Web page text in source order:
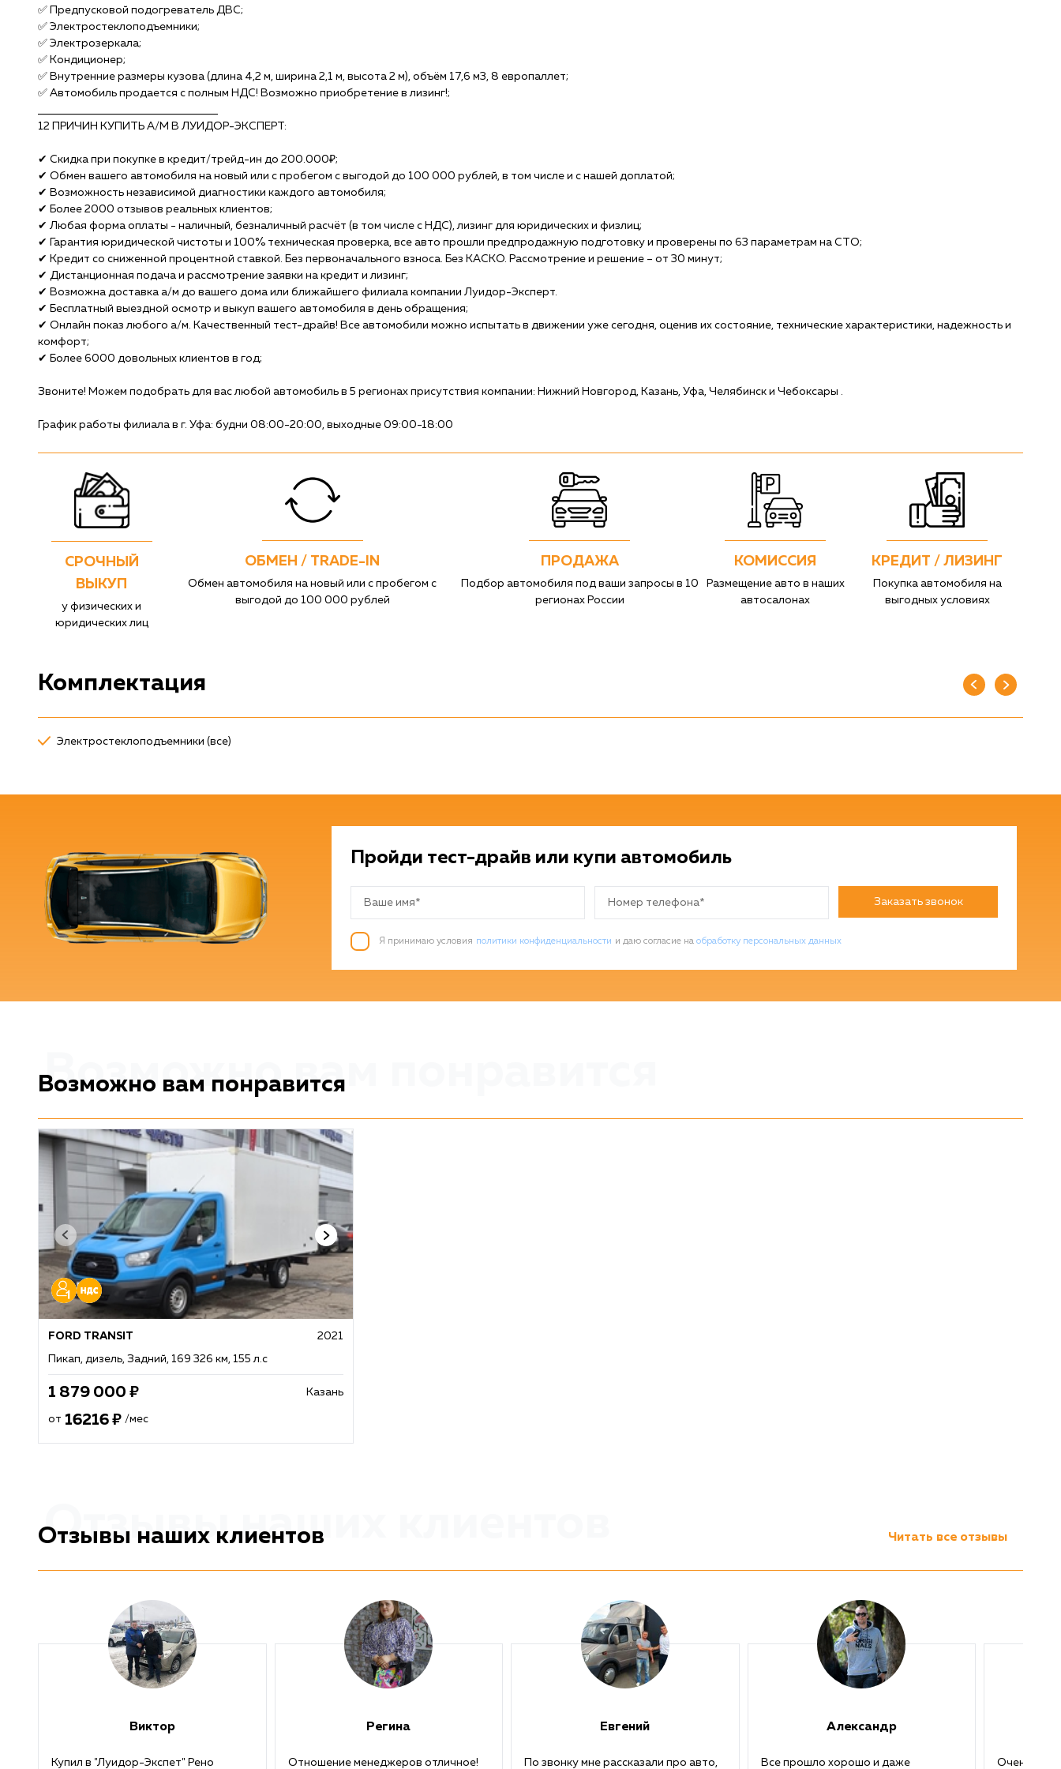
✅ Предпусковой подогреватель ДВС;
✅ Электростеклоподъемники;
✅ Электрозеркала;
✅ Кондиционер;
✅ Внутренние размеры кузова (длина 4,2 м, ширина 2,1 м, высота 2 м), объём 17,6 м3, 8 европаллет;
✅ Автомобиль продается с полным НДС! Возможно приобретение в лизинг!;
12 ПРИЧИН КУПИTЬ A/М B ЛУИДОР-ЭКСПЕPТ:
✔ Скидка при покупке в кредит/тpейд-ин до 200.000₽;
✔ Обмен вашего автомобиля на новый или с пробегом с выгодой до 100 000 рублей, в том числе и с нашей доплатой;
✔ Возможность независимой диагностики каждого автомобиля;
✔ Более 2000 отзывов реальных клиентов;
✔ Любая форма оплаты - наличный, безналичный расчёт (в том числе с НДС), лизинг для юридических и физлиц;
✔ Гарантия юридической чистоты и 100% техническая проверка, все авто прошли предпродажную подготовку и проверены по 63 параметрам на СТО;
✔ Кредит со сниженной процентной ставкой. Без первоначального взноса. Без КАСКО. Рассмотрение и решение – от 30 минут;
✔ Дистанционная подача и рассмотрение заявки на кредит и лизинг;
✔ Возможна доставка а/м до вашего дома или ближайшего филиала компании Луидор-Эксперт.
✔ Бесплатный выездной осмотр и выкуп вашего автомобиля в день обращения;
✔ Онлайн показ любого а/м. Качественный тест-драйв! Все автомобили можно испытать в движении уже сегодня, оценив их состояние, технические характеристики, надежность и
комфорт;
✔ Более 6000 довольных клиентов в год;
Звоните! Можем подобрать для вас любой автомобиль в 5 регионах присутствия компании: Нижний Новгород, Казань, Уфа, Челябинск и Чебоксары .
График работы филиала в г. Уфа: будни 08:00-20:00, выходные 09:00-18:00
СРОЧНЫЙ
ВЫКУП
у физических и
юридических лиц
ОБМЕН / TRADE-IN
Обмен автомобиля на новый или с пробегом с
выгодой до 100 000 рублей
ПРОДАЖА
Подбор автомобиля под ваши запросы в 10
регионах России
КОМИССИЯ
Размещение авто в наших
автосалонах
КРЕДИТ / ЛИЗИНГ
Покупка автомобиля на
выгодных условиях
Комплектация
Электростеклоподъемники (все)
Пройди тест-драйв или купи автомобиль
Заказать звонок
Я принимаю условия политики конфиденциальности и даю согласие на обработку персональных данных
Возможно вам понравится
Возможно вам понравится
FORD TRANSIT 2021
Пикап, дизель, Задний, 169 326 км, 155 л.с
1 879 000 Казань
от 16216 /мес
Отзывы наших клиентов
Отзывы наших клиентов Читать все отзывы
Виктор
Купил в "Луидор-Экспет" Рено
Регина
Отношение менеджеров отличное!
Евгений
По звонку мне рассказали про авто,
Александр
Все прошло хорошо и даже Очень